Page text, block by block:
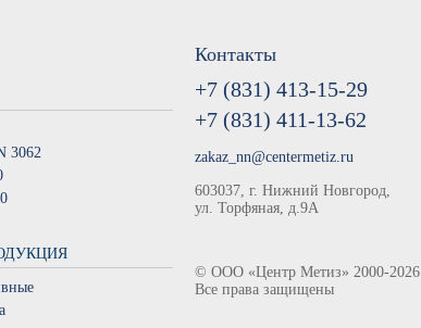
3062
Контакты
+7 (831) 413-15-29
+7 (831) 411-13-62
zakaz_nn@centermetiz.ru
603037, г. Нижний Новгород,
ул. Торфяная, д.9А
©ООО «Центр Метиз» 2000-2026
Все права защищены